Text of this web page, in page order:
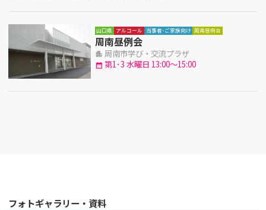
山口県 アルコール 当事者･ご家族向け 周南昼例会
周南昼例会
apartment 周南市学び・交流プラザ
calendar_month 第1･3 水曜日 13:00～15:00
フォトギャラリー・資料